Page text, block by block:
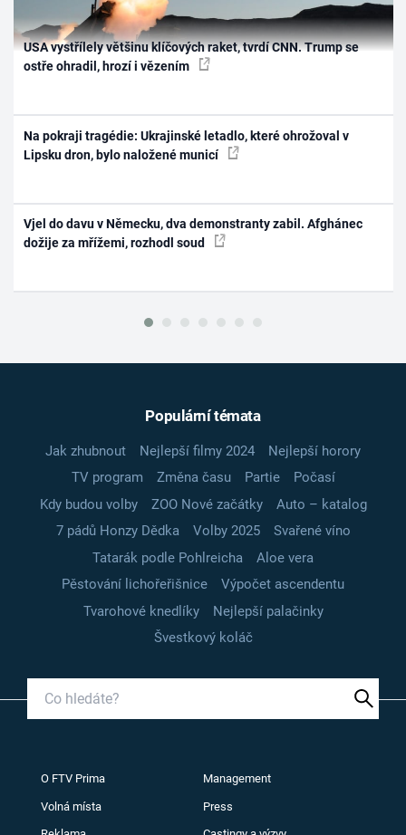
USA vystřílely většinu klíčových raket, tvrdí CNN. Trump se
ostře ohradil, hrozí i vězením
Na pokraji tragédie: Ukrajinské letadlo, které ohrožoval v
Lipsku dron, bylo naložené municí
Vjel do davu v Německu, dva demonstranty zabil. Afghánec
dožije za mřížemi, rozhodl soud
Populární témata
Jak zhubnout Nejlepší filmy 2024
Nejlepší horory
TV program
Změna času Partie
Počasí
Kdy budou volby
ZOO Nové začátky
Auto – katalog
7 pádů Honzy Dědka
Volby 2025
Svařené víno
Tatarák podle Pohlreicha
Aloe vera
Pěstování lichořeřišnice
Výpočet ascendentu
Tvarohové knedlíky
Nejlepší palačinky
Švestkový koláč
O FTV Prima Management
Volná místa Press